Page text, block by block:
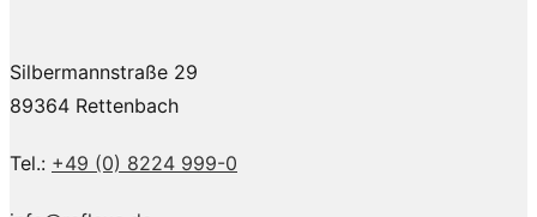
Silbermannstraße 29
89364 Rettenbach
Tel.: +49 (0) 8224 999-0